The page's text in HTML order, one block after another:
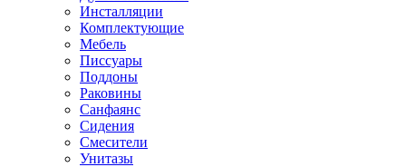
Инсталляции
Комплектующие
Мебель
Писсуары
Поддоны
Раковины
Санфаянс
Сидения
Смесители
Унитазы